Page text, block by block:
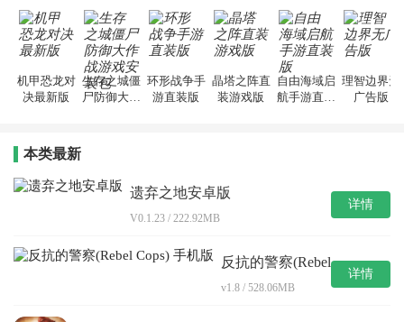
机甲恐龙对
决最新版
生存之城僵
尸防御大作
环形战争手
游直装版
晶塔之阵直
装游戏版
自由海域启
航手游直装
理智边界无
广告版
本类最新
遗弃之地安卓版
V0.1.23 / 222.92MB
详情
反抗的警察(Rebel
v1.8 / 528.06MB
详情